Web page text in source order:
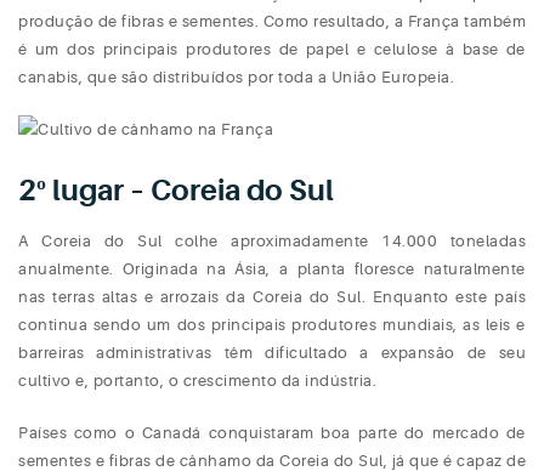
produção de fibras e sementes. Como resultado, a França também
é um dos principais produtores de papel e celulose à base de
canabis, que são distribuídos por toda a União Europeia.
2º lugar – Coreia do Sul
A Coreia do Sul colhe aproximadamente 14.000 toneladas
anualmente. Originada na Ásia, a planta floresce naturalmente
nas terras altas e arrozais da Coreia do Sul. Enquanto este país
continua sendo um dos principais produtores mundiais, as leis e
barreiras administrativas têm dificultado a expansão de seu
cultivo e, portanto, o crescimento da indústria.
Países como o Canadá conquistaram boa parte do mercado de
sementes e fibras de cânhamo da Coreia do Sul, já que é capaz de